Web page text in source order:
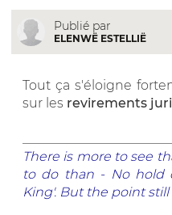
Publié par
ELENWË ESTELLIË
Tout ça s'éloigne
sur les revirements
There is more to see
to do than - No hold
King'. But the point still